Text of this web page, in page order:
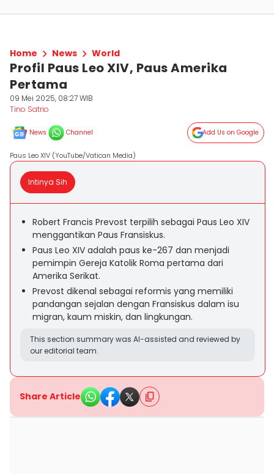
Home News World
Profil Paus Leo XIV, Paus Amerika
Pertama
09 Mei 2025, 08:27 WIB
Tino Satrio
News Channel Add Us on Google
Paus Leo XIV (YouTube/Vatican Media)
Intinya Sih
Robert Francis Prevost terpilih sebagai Paus Leo XIV
menggantikan Paus Fransiskus.
Paus Leo XIV adalah paus ke-267 dan menjadi
pemimpin Gereja Katolik Roma pertama dari
Amerika Serikat.
Prevost dikenal sebagai reformis yang memiliki
pandangan sejalan dengan Fransiskus dalam isu
migran, kaum miskin, dan lingkungan.
This section summary was AI-assisted and reviewed by
our editorial team.
Share Article